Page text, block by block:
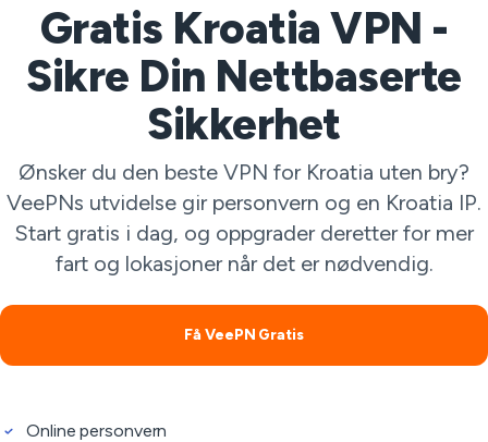
Gratis Kroatia VPN -
Sikre Din Nettbaserte
Sikkerhet
Ønsker du den beste VPN for Kroatia uten bry?
VeePNs utvidelse gir personvern og en Kroatia IP.
Start gratis i dag, og oppgrader deretter for mer
fart og lokasjoner når det er nødvendig.
Få VeePN Gratis
Online personvern